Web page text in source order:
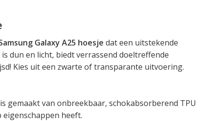
Galaxy A25 hoesje dat een uitstekende
dun en licht, biedt verrassend doeltreffende
Kies uit een zwarte of transparante uitvoering.
gemaakt van onbreekbaar, schokabsorberend TPU
heeft.